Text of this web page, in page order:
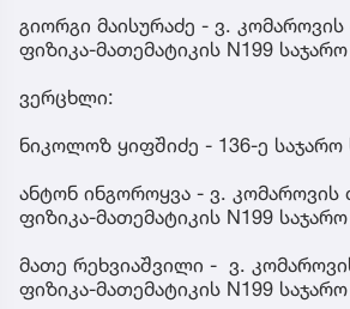
გიორგი მაისურაძე - ვ.
ფიზიკა-მათემატიკის N199
ვერცხლი:
ნიკოლოზ ყიფშიძე - 136-ე
ანტონ ინგოროყვა - ვ.
ფიზიკა-მათემატიკის N199
მათე რეხვიაშვილი - ვ.
ფიზიკა-მათემატიკის N199